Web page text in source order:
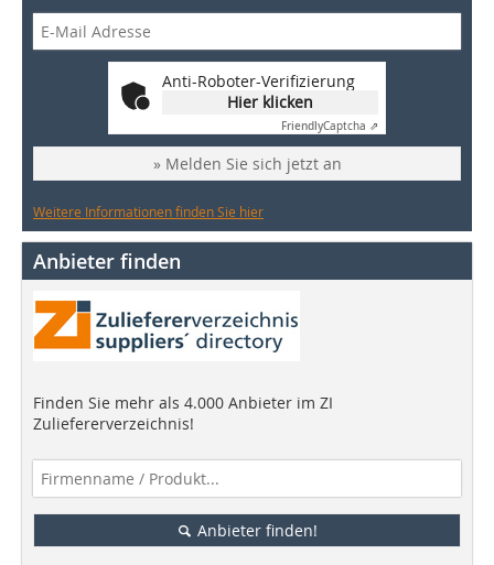
Anti-Roboter-Verifizierung
Hier klicken
FriendlyCaptcha ⇗
» Melden Sie sich jetzt an
Weitere Informationen finden Sie hier
Anbieter finden
Finden Sie mehr als 4.000 Anbieter im ZI
Zuliefererverzeichnis!
Anbieter finden!